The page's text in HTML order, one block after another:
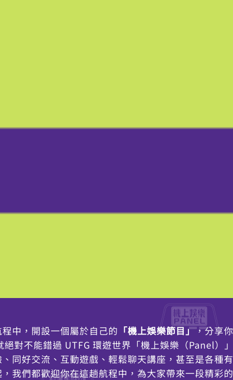
中，開設一個屬於自己的 「機上娛樂節目」，分享
絕對不能錯過 UTFG 環遊世界「機上娛樂（Panel）
同好交流、互動遊戲、輕鬆聊天講座，甚至是各種
我們都歡迎你在這趟航程中，為大家帶來一段精彩